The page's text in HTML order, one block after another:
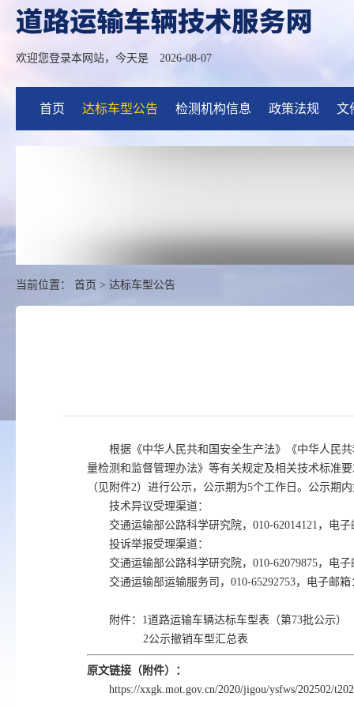
欢迎您登录本网站，今天是 2026-08-07
首页 达标车型公告 检测机构信息 政策法规 文
当前位置： 首页 > 达标车型公告
根据《中华人民共和国安全生产法》《中华人民
量检测和监督管理办法》等有关规定及相关技术标准
（见附件2）进行公示，公示期为5个工作日。公示期
技术异议受理渠道：
交通运输部公路科学研究院，010-62014121，电
投诉举报受理渠道：
交通运输部公路科学研究院，010-62079875，电
交通运输部运输服务司，010-65292753，电子邮
附件：1道路运输车辆达标车型表（第73批公示）
2公示撤销车型汇总表
原文链接（附件）：
https://xxgk.mot.gov.cn/2020/jigou/ysfws/202502/